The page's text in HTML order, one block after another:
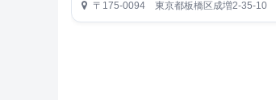
〒175-0094 東京都板橋区成増2-35-10